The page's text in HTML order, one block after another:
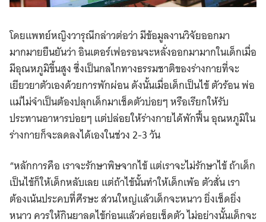
โดยแพทย์หญิงวารุณีกล่าวต่อว่า มีข้อมูลงานวิจัยออกมา
มากมายยืนยันว่า อินเตอร์เฟอรอนจะหลั่งออกมามากในเด็กเมื่อ
มีอุณหภูมิขึ้นสูง ซึ่งเป็นกลไกทางธรรมชาติของร่างกายที่จะ
เยียวยาตัวเองด้วยการพักผ่อน ดังนั้นเมื่อเด็กเป็นไข้ ตัวร้อน พ่อ
แม่ไม่จำเป็นต้องปลุกเด็กมาเช็ดตัวบ่อยๆ หรือเรียกให้รับ
ประทานอาหารบ่อยๆ แต่ปล่อยให้ร่างกายได้พักฟื้น อุณหภูมิใน
ร่างกายก็จะลดลงได้เองในช่วง 2-3 วัน
“หลักการคือ เราจะรักษาพิษจากไข้ แต่เราจะไม่รักษาไข้ ถ้าเด็ก
เป็นไข้ก็ให้เด็กหลับเลย แต่ถ้าไข้นั้นทำให้เด็กเพ้อ ตัวสั่น เรา
ต้องเน้นประคบที่ศีรษะ ส่วนใหญ่แล้วเด็กจะหนาว ยิ่งเช็ดยิ่ง
หนาว ควรให้กินยาลดไข้ก่อนแล้วค่อยเช็ดตัว ไม่อย่างนั้นเด็กจะ